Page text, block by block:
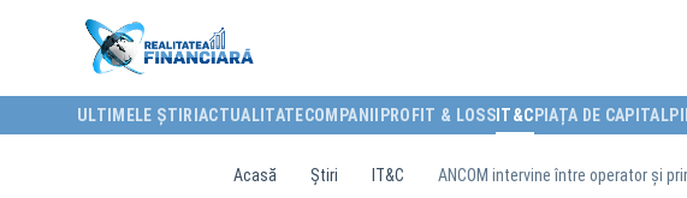
ULTIMELE ȘTIRI ACTUALITATECOMPANII PROFIT & LOSS IT&C PIAȚA DE CAPITAL
Acasă Știri IT&C ANCOM intervine între operator și